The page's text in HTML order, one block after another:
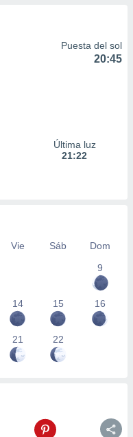
Puesta del sol
20:45
Última luz
21:22
Vie Sáb
Dom
9
14 15 16
21 22